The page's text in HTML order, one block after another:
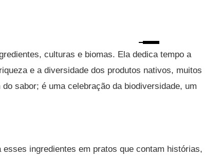
culturas e biomas. Ela dedica tempo a
e a diversidade dos produtos nativos, muitos
sabor; é uma celebração da biodiversidade, um
ingredientes em pratos que contam histórias,